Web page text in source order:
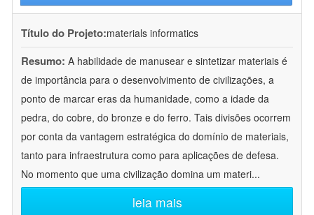
Título do Projeto:materials informatics
Resumo: A habilidade de manusear e sintetizar materiais é
de importância para o desenvolvimento de civilizações, a
ponto de marcar eras da humanidade, como a idade da
pedra, do cobre, do bronze e do ferro. Tais divisões ocorrem
por conta da vantagem estratégica do domínio de materiais,
tanto para infraestrutura como para aplicações de defesa.
No momento que uma civilização domina um materi...
leia mais